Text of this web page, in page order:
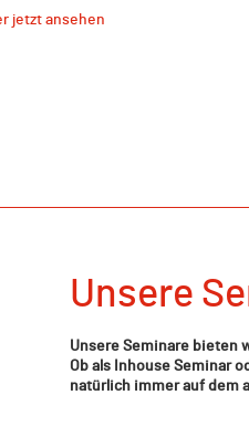
jetzt ansehen
Unsere
Unsere Seminare bieten
Ob als Inhouse Seminar
natürlich immer auf dem